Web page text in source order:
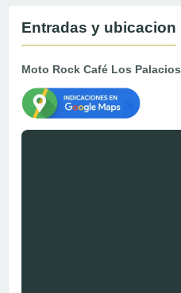
Entradas y ubicacion
Moto Rock Café Los Palacios